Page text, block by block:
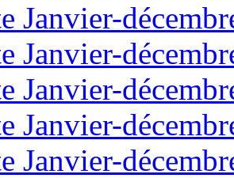
Janvier-
Janvier-
Janvier-
Janvier-
Janvier-